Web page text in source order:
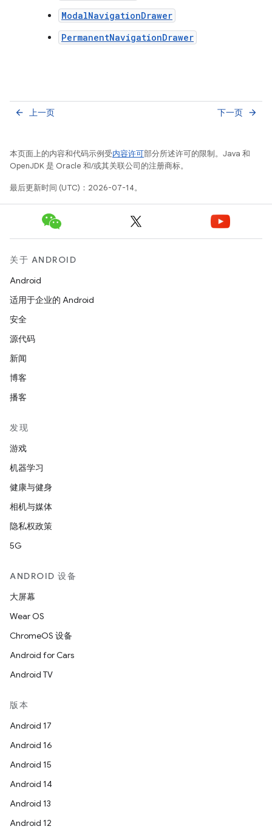
ModalNavigationDrawer
PermanentNavigationDrawer
上一页
arrow_back 下一页 arrow_forward
本页面上的内容和代码示例受内容许可部分所述许可的限制。Java 和
OpenJDK 是 Oracle 和/或其关联公司的注册商标。
最后更新时间 (UTC)：2026-07-14。
关于 ANDROID
Android
适用于企业的 Android
安全
源代码
新闻
博客
播客
发现
游戏
机器学习
健康与健身
相机与媒体
隐私权政策
5G
ANDROID 设备
大屏幕
Wear OS
ChromeOS 设备
Android for Cars
Android TV
版本
Android 17
Android 16
Android 15
Android 14
Android 13
Android 12